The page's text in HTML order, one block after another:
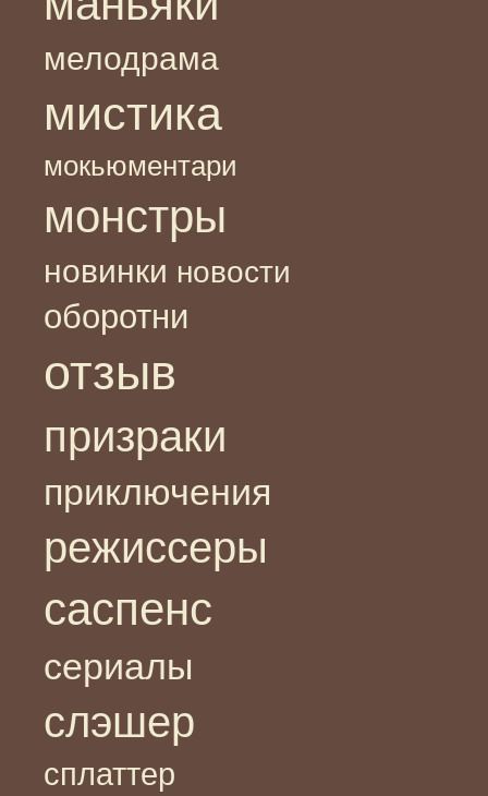
мелодрама
мистика
мокьюментари
монстры
новинки новости
оборотни
отзыв
призраки
приключения
режиссеры
саспенс
сериалы
слэшер
сплаттер